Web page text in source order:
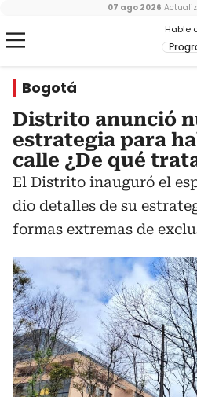
Hable
07 ago 2026
Bogotá
Distrito anunció
estrategia para
calle ¿De qué
El Distrito inauguró el
dio detalles de su
formas extremas de